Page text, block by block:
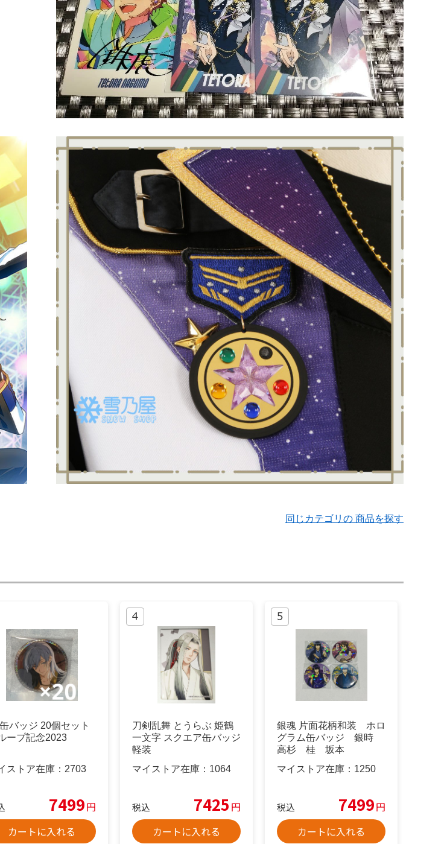
同じカテゴリの 商品を探す
バッジ 20個セット
ープ記念2023
ストア在庫： 2703
7499円
カートに入れる
刀剣乱舞 とうらぶ 姫鶴
一文字 スクエア缶バッジ
軽装
マイストア在庫： 1064
税込 7425 円
カートに入れる
銀魂 片面花柄和装 ホロ
グラム缶バッジ 銀時
高杉 桂 坂本
マイストア在庫： 1250
税込 7499円
カートに入れる